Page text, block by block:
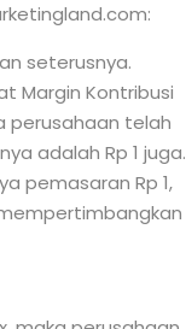
seterusnya.
Margin Kontribusi
perusahaan telah
adalah Rp 1 juga.
pemasaran Rp 1,